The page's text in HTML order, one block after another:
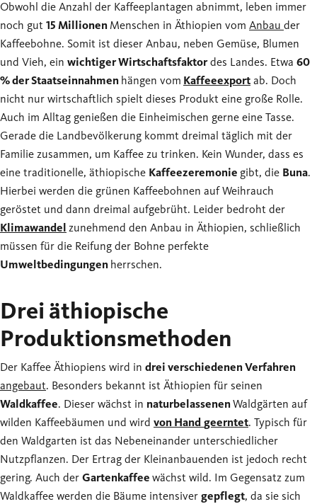
Obwohl die Anzahl der Kaffeeplantagen abnimmt, leben immer
noch gut 15 Millionen Menschen in Äthiopien vom Anbau der
Kaffeebohne. Somit ist dieser Anbau, neben Gemüse, Blumen
und Vieh, ein wichtiger Wirtschaftsfaktordes Landes. Etwa 60
% der Staatseinnahmen hängen vom Kaffeeexport ab. Doch
nicht nur wirtschaftlich spielt dieses Produkt eine große Rolle.
Auch im Alltag genießen die Einheimischen gerne eine Tasse.
Gerade die Landbevölkerung kommt dreimal täglich mit der
Familie zusammen, um Kaffee zu trinken. Kein Wunder, dass es
eine traditionelle, äthiopische Kaffeezeremonie gibt, die Buna.
Hierbei werden die grünen Kaffeebohnen auf Weihrauch
geröstet und dann dreimal aufgebrüht. Leider bedroht der
Klimawandel zunehmend den Anbau in Äthiopien, schließlich
müssen für die Reifung der Bohne perfekte
Umweltbedingungen herrschen.
Drei äthiopische
Produktionsmethoden
Der Kaffee Äthiopiens wird in drei verschiedenen Verfahren
angebaut. Besonders bekannt ist Äthiopien für seinen
Waldkaffee. Dieser wächst in naturbelassenenWaldgärten auf
wilden Kaffeebäumen und wird von Hand geerntet. Typisch für
den Waldgarten ist das Nebeneinander unterschiedlicher
Nutzpflanzen. Der Ertrag der Kleinanbauenden ist jedoch recht
gering. Auch der Gartenkaffee wächst wild. Im Gegensatz zum
Waldkaffee werden die Bäume intensiver gepflegt, da sie sich